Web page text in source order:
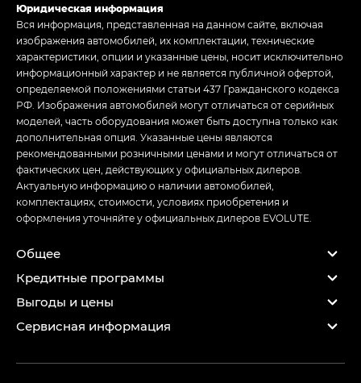
Юридическая информация
Вся информация, представленная на данном сайте, включая
изображения автомобилей, их комплектации, технические
характеристики, опции и указанные цены, носит исключительно
информационный характер и не является публичной офертой,
определяемой положениями статьи 437 Гражданского кодекса
РФ. Изображения автомобилей могут отличаться от серийных
моделей, часть оборудования может быть доступна только как
дополнительная опция. Указанные цены являются
рекомендованными розничными ценами и могут отличаться от
фактических цен, действующих у официальных дилеров.
Актуальную информацию о наличии автомобилей,
комплектациях, стоимости, условиях приобретения и
оформления уточняйте у официальных дилеров EVOLUTE.
Общее
Кредитные программы
Выгоды и цены
Сервисная информация